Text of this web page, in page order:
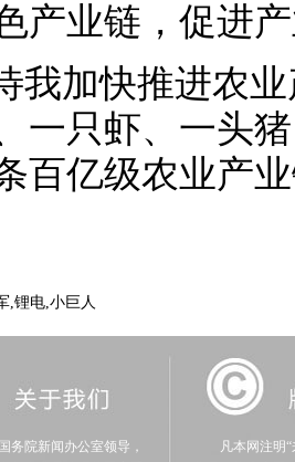
产业链，促进
我加快推进农
一只虾、一头
百亿级农业产
,锂电,小巨人